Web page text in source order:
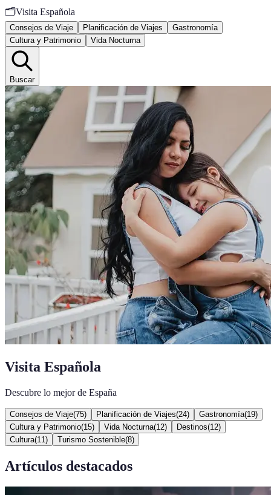
🗂️Visita Española
Consejos de Viaje Planificación de Viajes
Gastronomía
Cultura y Patrimonio
Vida Nocturna
Buscar
Visita Española
Descubre lo mejor de España
Consejos de Viaje(75) Planificación de Viajes(24) Gastronomía(19)
Cultura y Patrimonio(15) Vida Nocturna(12) Destinos(12)
Cultura(11 ) Turismo Sostenible(8)
Artículos destacados